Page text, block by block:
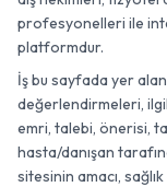
profesyonelleri ile
platformdur.
İş bu sayfada yer
değerlendirmeleri,
emri, talebi, önerisi,
hasta/danışan
sitesinin amacı,